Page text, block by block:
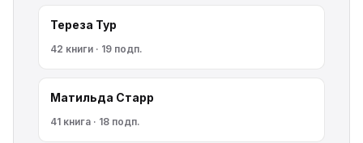
Тереза Тур
42 книги · 19 подп.
Матильда Старр
41 книга · 18 подп.